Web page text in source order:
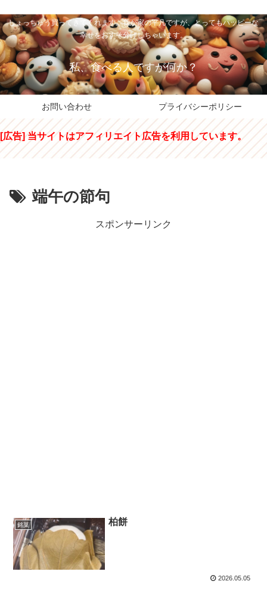
しょっちゅう買ってきてくれます。我が家の平凡ですが、とってもハッピーな
幸せをおすそ分けしちゃいます。
私、食べる人ですが何か？
お問い合わせ プライバシーポリシー
[広告] 当サイトはアフィリエイト広告を利用しています。
端午の節句
スポンサーリンク
銘菓 柏餅
2026.05.05